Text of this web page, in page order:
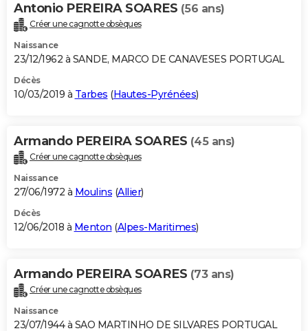
Antonio PEREIRA SOARES (56 ans)
Créer une cagnotte obsèques
Naissance
23/12/1962 à SANDE, MARCO DE CANAVESES PORTUGAL
Décès
10/03/2019 à Tarbes (Hautes-Pyrénées)
Armando PEREIRA SOARES (45 ans)
Créer une cagnotte obsèques
Naissance
27/06/1972 à Moulins (Allier)
Décès
12/06/2018 à Menton (Alpes-Maritimes)
Armando PEREIRA SOARES (73 ans)
Créer une cagnotte obsèques
Naissance
23/07/1944 à SAO MARTINHO DE SILVARES PORTUGAL